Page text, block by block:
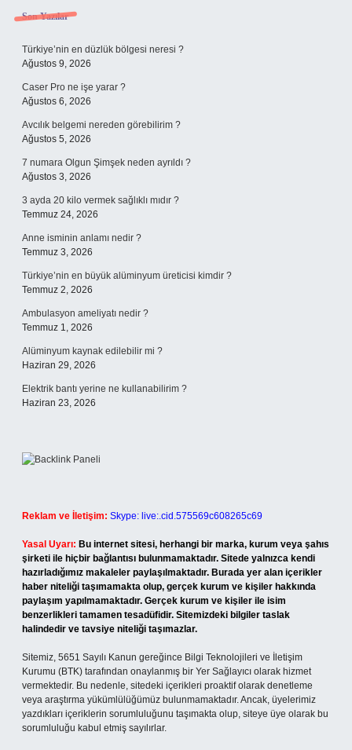
Sidebar
Son Yazılar
Türkiye’nin en düzlük bölgesi neresi ?
Ağustos 9, 2026
Caser Pro ne işe yarar ?
Ağustos 6, 2026
Avcılık belgemi nereden görebilirim ?
Ağustos 5, 2026
7 numara Olgun Şimşek neden ayrıldı ?
Ağustos 3, 2026
3 ayda 20 kilo vermek sağlıklı mıdır ?
Temmuz 24, 2026
Anne isminin anlamı nedir ?
Temmuz 3, 2026
Türkiye’nin en büyük alüminyum üreticisi kimdir ?
Temmuz 2, 2026
Ambulasyon ameliyatı nedir ?
Temmuz 1, 2026
Alüminyum kaynak edilebilir mi ?
Haziran 29, 2026
Elektrik bantı yerine ne kullanabilirim ?
Haziran 23, 2026
Reklam ve İletişim: Skype: live:.cid.575569c608265c69
Yasal Uyarı: Bu internet sitesi, herhangi bir marka, kurum veya şahıs
şirketi ile hiçbir bağlantısı bulunmamaktadır. Sitede yalnızca kendi
hazırladığımız makaleler paylaşılmaktadır. Burada yer alan içerikler
haber niteliği taşımamakta olup, gerçek kurum ve kişiler hakkında
paylaşım yapılmamaktadır. Gerçek kurum ve kişiler ile isim
benzerlikleri tamamen tesadüfidir. Sitemizdeki bilgiler taslak
halindedir ve tavsiye niteliği taşımazlar.
Sitemiz, 5651 Sayılı Kanun gereğince Bilgi Teknolojileri ve İletişim
Kurumu (BTK) tarafından onaylanmış bir Yer Sağlayıcı olarak hizmet
vermektedir. Bu nedenle, sitedeki içerikleri proaktif olarak denetleme
veya araştırma yükümlülüğümüz bulunmamaktadır. Ancak, üyelerimiz
yazdıkları içeriklerin sorumluluğunu taşımakta olup, siteye üye olarak bu
sorumluluğu kabul etmiş sayılırlar.